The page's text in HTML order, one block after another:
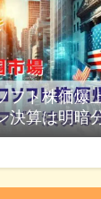
フト株価爆
決算は明暗